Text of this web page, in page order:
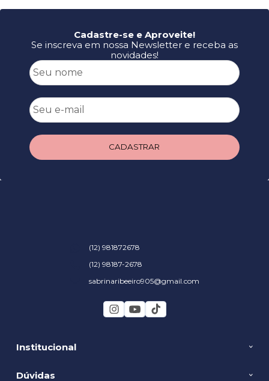
Cadastre-se e Aproveite!
Se inscreva em nossa Newsletter e receba as
novidades!
CADASTRAR
Institucional
Dúvidas
(12) 981872678
(12) 98187-2678
sabrinaribeeiro905@gmail.com